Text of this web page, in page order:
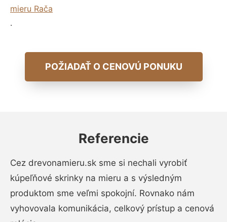
mieru Rača
.
POŽIADAŤ O CENOVÚ PONUKU
Referencie
Cez drevonamieru.sk sme si nechali vyrobiť
kúpeľňové skrinky na mieru a s výsledným
produktom sme veľmi spokojní. Rovnako nám
vyhovovala komunikácia, celkový prístup a cenová